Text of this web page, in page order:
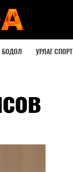
БОДОЛ УРЛАГ СПОРТ